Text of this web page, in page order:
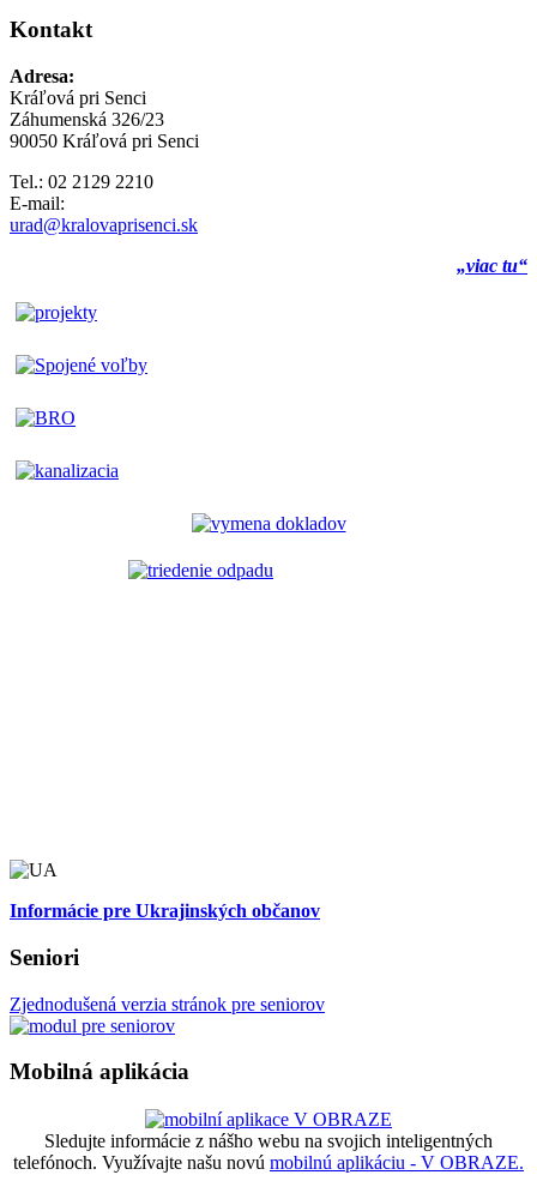
Kontakt
Adresa:
Kráľová pri Senci
Záhumenská 326/23
90050 Kráľová pri Senci
Tel.: 02 2129 2210
E-mail:
urad@kralovaprisenci.sk
„viac tu“
Informácie pre Ukrajinských občanov
Seniori
Zjednodušená verzia stránok pre seniorov
Mobilná aplikácia
Sledujte informácie z nášho webu na svojich inteligentných
telefónoch. Využívajte našu novú mobilnú aplikáciu - V OBRAZE.